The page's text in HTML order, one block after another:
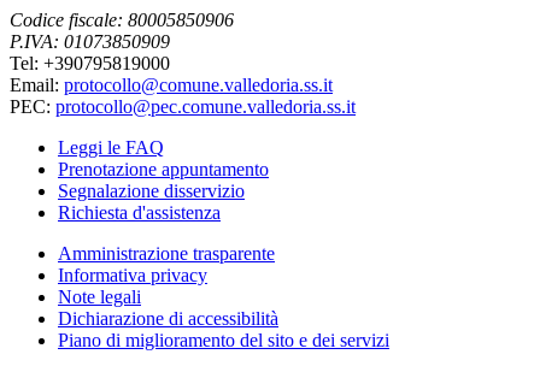
Codice fiscale: 80005850906
P.IVA: 01073850909
Tel: +390795819000
Email: protocollo@comune.valledoria.ss.it
PEC: protocollo@pec.comune.valledoria.ss.it
Leggi le FAQ
Prenotazione appuntamento
Segnalazione disservizio
Richiesta d'assistenza
Amministrazione trasparente
Informativa privacy
Note legali
Dichiarazione di accessibilità
Piano di miglioramento del sito e dei servizi